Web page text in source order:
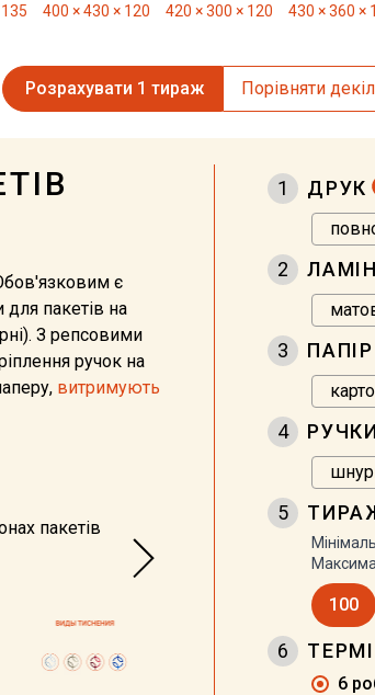
400 × 430 × 120 420 × 300 × 120 430 × 360 ×
Розрахувати 1 тираж Порівняти
є
пакетів на
З репсовими
ручок на
витримують
пакетів
1 ДРУК
2
3 ПАПІР
4 РУЧКИ
5
100
6
6